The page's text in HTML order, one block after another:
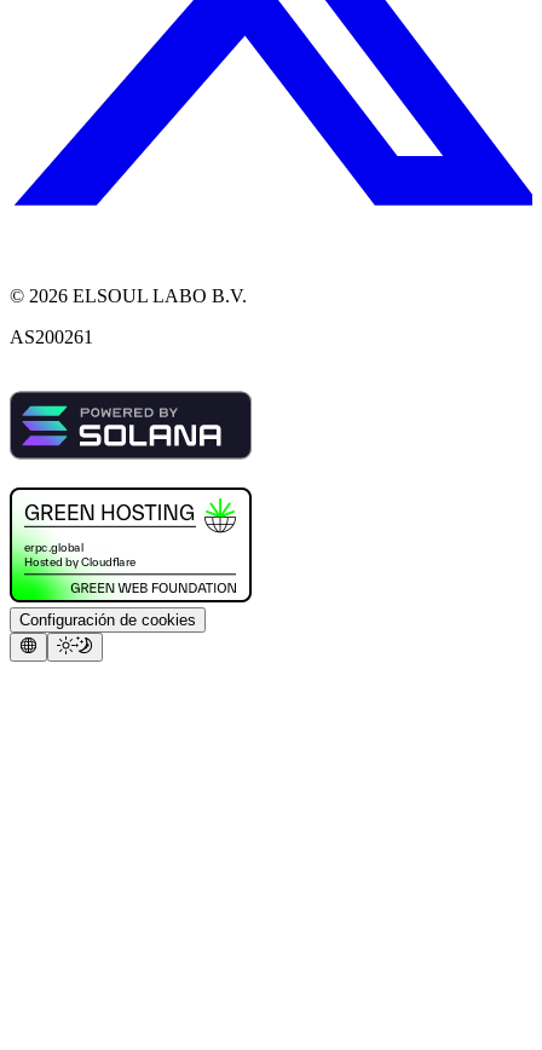
© 2026 ELSOUL LABO B.V.
AS200261
Configuración de cookies